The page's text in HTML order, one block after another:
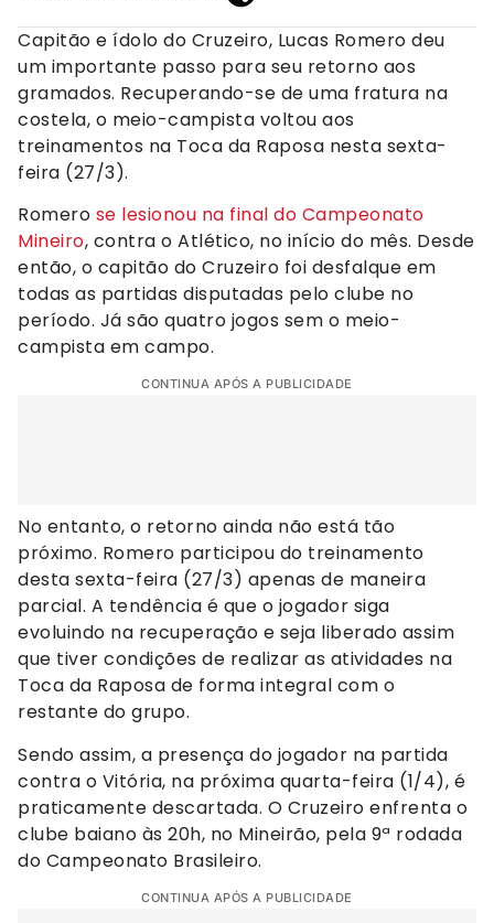
Capitão e ídolo do Cruzeiro, Lucas Romero deu
um importante passo para seu retorno aos
gramados. Recuperando-se de uma fratura na
costela, o meio-campista voltou aos
treinamentos na Toca da Raposa nesta sexta-
feira (27/3).
Romero se lesionou na final do Campeonato
Mineiro, contra o Atlético, no início do mês. Desde
então, o capitão do Cruzeiro foi desfalque em
todas as partidas disputadas pelo clube no
período. Já são quatro jogos sem o meio-
campista em campo.
CONTINUA APÓS A PUBLICIDADE
No entanto, o retorno ainda não está tão
próximo. Romero participou do treinamento
desta sexta-feira (27/3) apenas de maneira
parcial. A tendência é que o jogador siga
evoluindo na recuperação e seja liberado assim
que tiver condições de realizar as atividades na
Toca da Raposa de forma integral com o
restante do grupo.
Sendo assim, a presença do jogador na partida
contra o Vitória, na próxima quarta-feira (1/4), é
praticamente descartada. O Cruzeiro enfrenta o
clube baiano às 20h, no Mineirão, pela 9ª rodada
do Campeonato Brasileiro.
CONTINUA APÓS A PUBLICIDADE